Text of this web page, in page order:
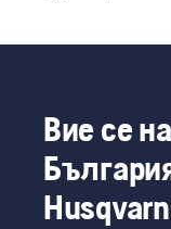
веригата
Вие се